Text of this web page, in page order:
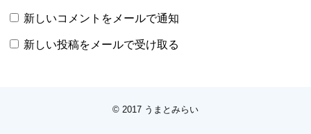
新しいコメントをメールで通知
新しい投稿をメールで受け取る
© 2017 うまとみらい